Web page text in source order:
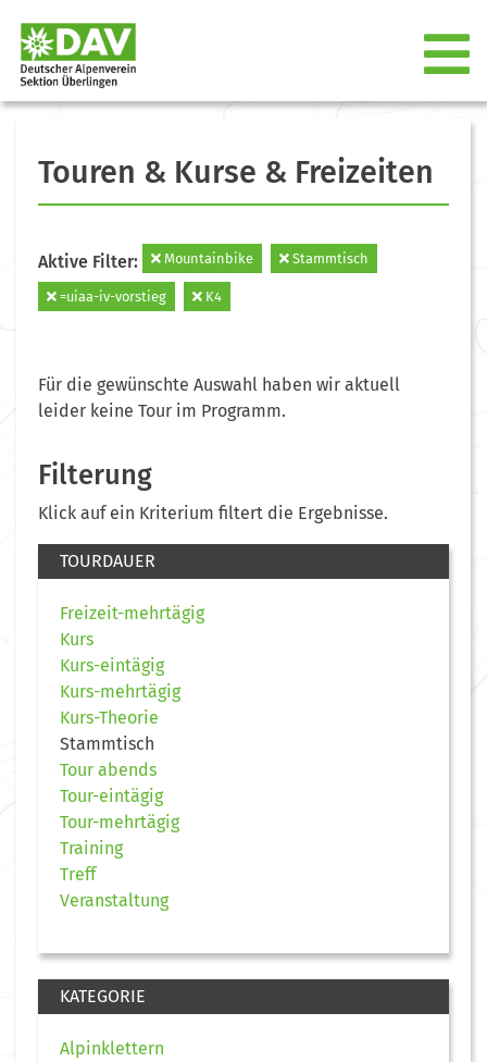
Touren & Kurse & Freizeiten
Aktive Filter: Mountainbike Stammtisch
=uiaa-iv-vorstieg K4
Für die gewünschte Auswahl haben wir aktuell
leider keine Tour im Programm.
Filterung
Klick auf ein Kriterium filtert die Ergebnisse.
TOURDAUER
Freizeit-mehrtägig
Kurs
Kurs-eintägig
Kurs-mehrtägig
Kurs-Theorie
Stammtisch
Tour abends
Tour-eintägig
Tour-mehrtägig
Training
Treff
Veranstaltung
KATEGORIE
Alpinklettern